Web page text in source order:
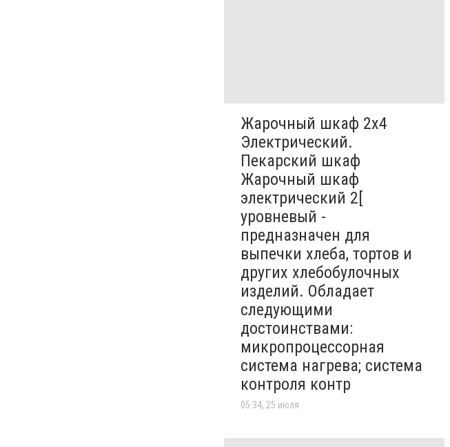
Жарочный шкаф 2х4
Электрический.
Пекарский шкаф
Жарочный шкаф
электрический 2[
уровневый -
предназначен для
выпечки хлеба, тортов и
других хлебобулочных
изделий. Обладает
следующими
достоинствами:
микропроцессорная
система нагрева; система
контроля контр
05:34, 25 июля